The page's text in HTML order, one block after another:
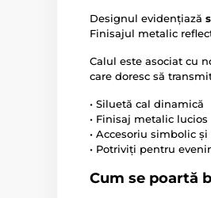
Designul evidențiază
Finisajul metalic
Calul este asociat cu
care doresc să
• Siluetă cal dinamică
• Finisaj metalic lucios
• Accesoriu simbolic
• Potriviți pentru
Cum se poartă